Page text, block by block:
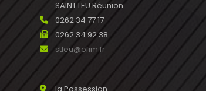
SAINT LEU Réunion
0262 34 77 17
0262 34 92 38
stleu@ofim.fr
la Possession